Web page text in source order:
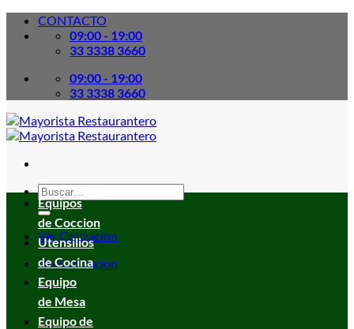
Skip
CONTACTO
09:00 - 19:00
33 3338 3660
09:00 - 19:00
33 3338 3660
Buscar
por:
Ver Cotizacion
Ver Cotizacion
Equipos
de Coccion
Utensilios
de Cocina
Equipo
de Mesa
Equipo de